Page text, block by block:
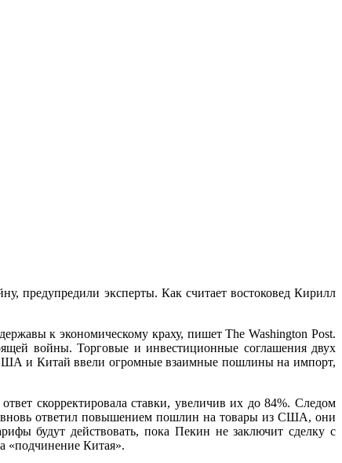
предупредили эксперты. Как считает востоковед Кирилл
к экономическому краху, пишет The Washington Post.
войны. Торговые и инвестиционные соглашения двух
США и Китай ввели огромные взаимные пошлины на импорт,
скорректировала ставки, увеличив их до 84%. Следом
вновь ответил повышением пошлин на товары из США, они
будут действовать, пока Пекин не заключит сделку с
«подчинение Китая».